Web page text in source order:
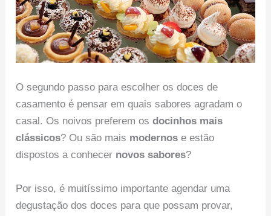
O segundo passo para escolher os doces de
casamento é pensar em quais sabores agradam o
casal. Os noivos preferem osdocinhos mais
clássicos? Ou são mais modernos e estão
dispostos a conhecer novos sabores?
Por isso, é muitíssimo importante agendar uma
degustação dos doces para que possam provar,